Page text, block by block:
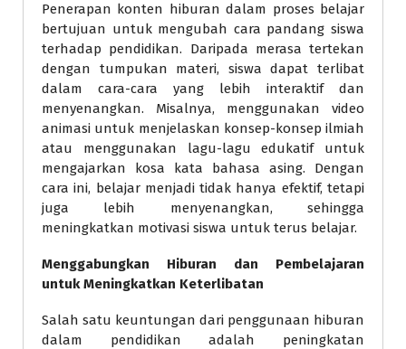
Penerapan konten hiburan dalam proses belajar
bertujuan untuk mengubah cara pandang siswa
terhadap pendidikan. Daripada merasa tertekan
dengan tumpukan materi, siswa dapat terlibat
dalam cara-cara yang lebih interaktif dan
menyenangkan. Misalnya, menggunakan video
animasi untuk menjelaskan konsep-konsep ilmiah
atau menggunakan lagu-lagu edukatif untuk
mengajarkan kosa kata bahasa asing. Dengan
cara ini, belajar menjadi tidak hanya efektif, tetapi
juga lebih menyenangkan, sehingga
meningkatkan motivasi siswa untuk terus belajar.
Menggabungkan Hiburan dan Pembelajaran
untuk Meningkatkan Keterlibatan
Salah satu keuntungan dari penggunaan hiburan
dalam pendidikan adalah peningkatan